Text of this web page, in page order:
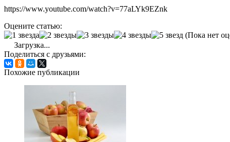
https://www.youtube.com/watch?v=77aLYk9EZnk
Оцените статью:
(Пока нет
Загрузка...
Поделиться с друзьями:
Похожие публикации